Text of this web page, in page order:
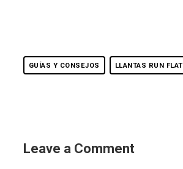
GUÍAS Y CONSEJOS LLANTAS RUN FLAT
Leave a Comment